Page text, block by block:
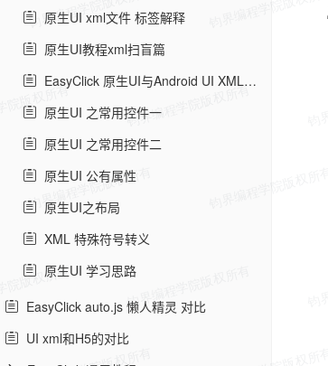
原生UI xml文件 标签解释
原生UI教程xml扫盲篇
EasyClick 原生UI与Android UI XML的区别
原生UI 之常用控件一
原生UI 之常用控件二
原生UI 公有属性
原生UI之布局
XML 特殊符号转义
原生UI 学习思路
EasyClick auto.js 懒人精灵 对比
UI xml和H5的对比